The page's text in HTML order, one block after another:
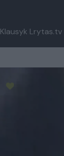
Klausyk Lrytas.tv